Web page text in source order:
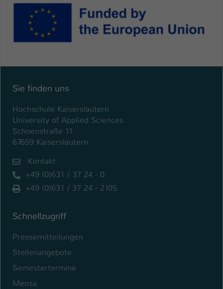
Sie finden uns
Hochschule Kaiserslautern
University of Applied Sciences
Schoenstraße 11
67659 Kaiserslautern
Kontakt
+49 (0)631 / 37 24 - 0
+49 (0)631 / 37 24 - 2105
Schnellzugriff
Pressemitteilungen
Stellenangebote
Semestertermine
Mensa